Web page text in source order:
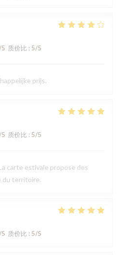
质价比 : 5/5
prijs.
质价比 : 5/5
carte estivale propose des
du territoire.
质价比 : 5/5